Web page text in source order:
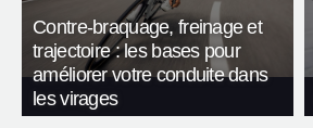
Contre-braquage, freinage et
trajectoire : les bases pour
améliorer votre conduite dans
les virages